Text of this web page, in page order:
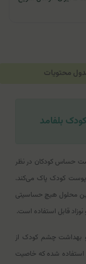
محتویات
بلفامد
حساس کودکان در نظر
پوست کودک پاک می‌کند.
این محلول هیچ حساسیتی
قابل استفاده است.
بهداشت چشم کودک از
استفاده شده که خاصیت